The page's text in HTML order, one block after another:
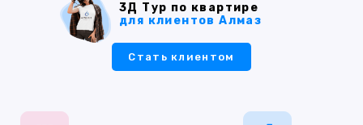
3Д Тур по квартире
для клиентов Алмаз
Стать клиентом